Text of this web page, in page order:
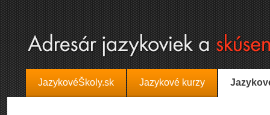
JazykovéŠkoly.sk Jazykové kurzy